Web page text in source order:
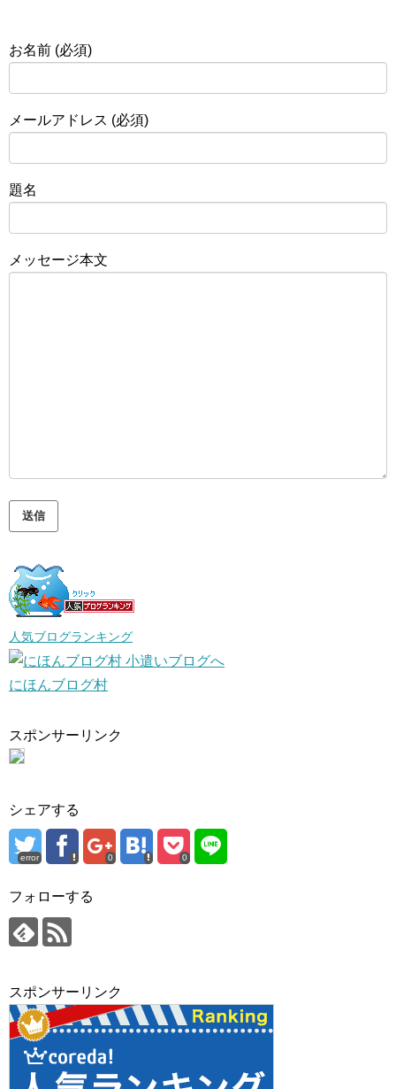
お名前 (必須)
メールアドレス (必須)
題名
メッセージ本文
人気ブログランキング
にほんブログ村
スポンサーリンク
シェアする
error 0 0
フォローする
スポンサーリンク